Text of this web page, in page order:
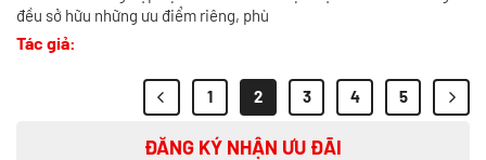
đều sở hữu những ưu điểm riêng, phù
Tác giả:
1 2 3 4 5
ĐĂNG KÝ NHẬN ƯU ĐÃI